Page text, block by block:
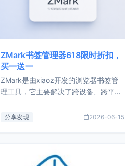
ZMark书签管理器618限时折扣，
买一送一
ZMark是由xiaoz开发的浏览器书签管
理工具，它主要解决了跨设备、跨平
做到一处部署、随处访问。同时，它还
量级： 使用Bun + Hono.js
分享发现 2026-06-15